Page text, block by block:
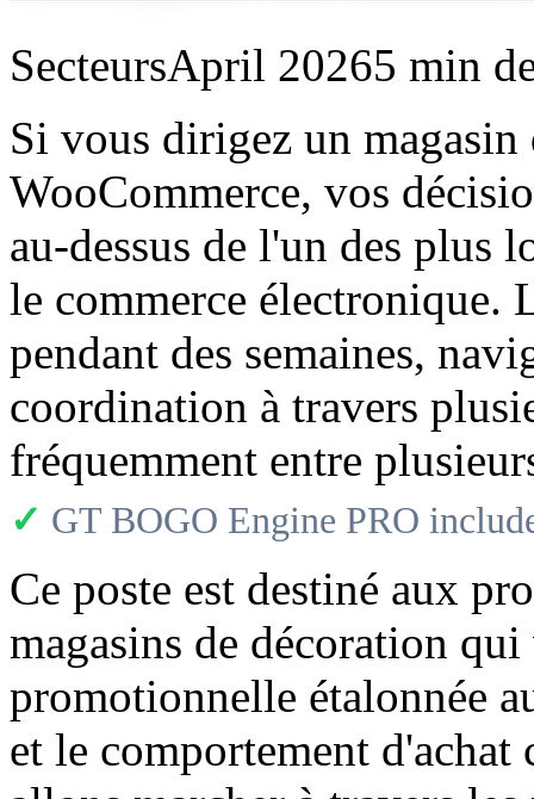
SecteursApril 20265 min
Si vous dirigez un magasin
WooCommerce, vos
au-dessus de l'un des plus
le commerce électronique.
pendant des semaines,
coordination à travers
fréquemment entre
✓ GT BOGO Engine PRO
Ce poste est destiné aux
magasins de décoration
promotionnelle étalonnée
et le comportement